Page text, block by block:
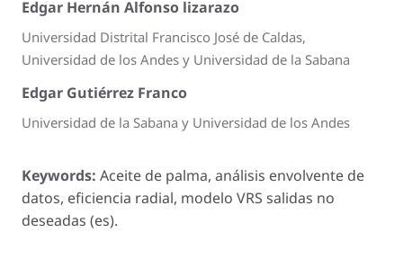
Edgar Hernán Alfonso lizarazo
Universidad Distrital Francisco José de Caldas,
Universidad de los Andes y Universidad de la Sabana
Edgar Gutiérrez Franco
Universidad de la Sabana y Universidad de los Andes
Keywords: Aceite de palma, análisis envolvente de
datos, eficiencia radial, modelo VRS salidas no
deseadas (es).